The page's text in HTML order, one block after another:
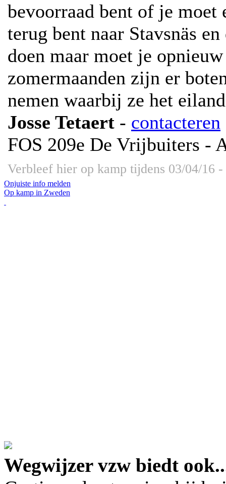
bevoorraad bent of je
terug bent naar Stavsnäs
doen maar moet je
zomermaanden zijn er
nemen waarbij ze het
Josse Tetaert - contacteren
FOS 209e De Vrijbuiters -
Verbleef hier op kamp tijdens 03/04/16
Onjuiste info melden
Op kamp in Zweden
Wegwijzer vzw biedt